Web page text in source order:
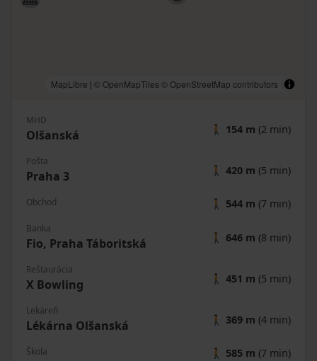
MapLibre | © OpenMapTiles © OpenStreetMap contributors
MHD
Olšanská 🚶 154 m (2 min)
Pošta
Praha 3 🚶 420 m (5 min)
Obchod 🚶 544 m (7 min)
Banka
Fio, Praha Táboritská 🚶 646 m (8 min)
Reštaurácia
X Bowling 🚶 451 m (5 min)
Lekáreň
Lékárna Olšanská 🚶 369 m (4 min)
Škola 🚶 585 m (7 min)